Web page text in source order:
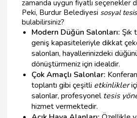
zamanda uygun fiyatlı seçenekler
Peki, Burdur Belediyesi sosyal
bulabilirsiniz?
Modern Düğün Salonları: Şık
geniş kapasiteleriyle dikkat
salonları, hayallerinizdeki
dönüştürmeniz için idealdir.
Çok Amaçlı Salonlar:
toplantı gibi çeşitli etkinlikler
salonlar, profesyonel tesis
hizmet vermektedir.